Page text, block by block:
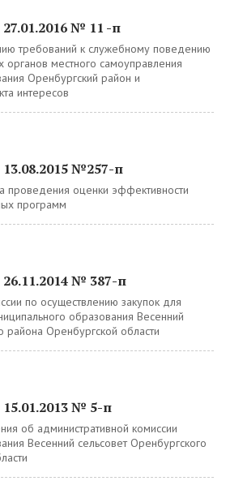
№ 11 -п
требований к служебному поведению
местного самоуправления
Оренбургский район и
интересов
№257-п
проведения оценки эффективности
программ
№ 387-п
по осуществлению закупок для
образования Весенний
района Оренбургской области
№ 5-п
об административной комиссии
Весенний сельсовет Оренбургского